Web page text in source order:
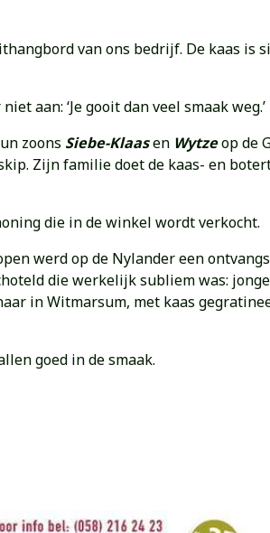
van ons bedrijf. De kaas is
aan: ‘Je gooit dan veel smaak weg.’
zoons Siebe-Klaasen Wytzeop de
Zijn familie doet de kaas- en
die in de winkel wordt verkocht.
werd op de Nylander een
die werkelijk subliem was:
in Witmarsum, met kaas
goed in de smaak.